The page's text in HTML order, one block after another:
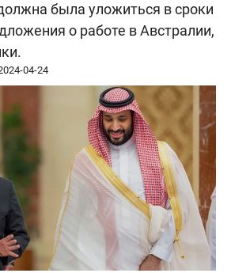
была уложиться в сроки
о работе в Австралии,
04-24